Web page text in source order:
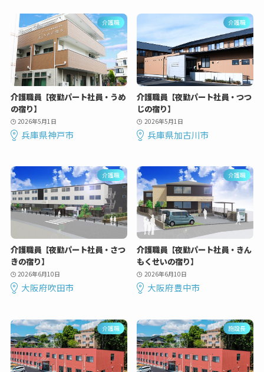
介護職
介護職員【夜勤パート社員・うめ
の宿り】
2026年5月1日
兵庫県神戸市
介護職
介護職員【夜勤パート社員・つつ
じの宿り】
2026年5月1日
兵庫県加古川市
介護職
介護職員【夜勤パート社員・さつ
きの宿り】
2026年6月10日
大阪府吹田市
介護職
介護職員【夜勤パート社員・きん
もくせいの宿り】
2026年6月10日
大阪府豊中市
介護職 施設長